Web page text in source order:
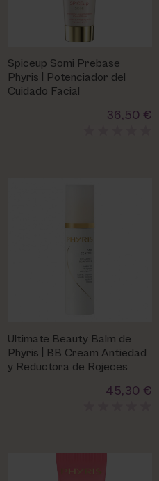
Spiceup Somi Prebase
Phyris | Potenciador del
Cuidado Facial
36,50 €
Ultimate Beauty Balm de
Phyris | BB Cream Antiedad
y Reductora de Rojeces
45,30 €